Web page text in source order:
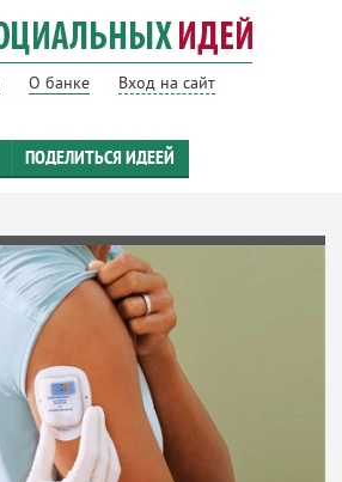
О банке Вход на сайт
ПОДЕЛИТЬСЯ ИДЕЕЙ